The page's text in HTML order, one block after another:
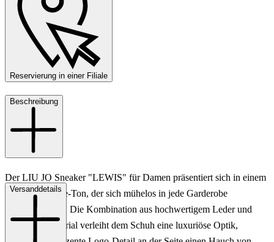
Reservierung in einer Filiale
Beschreibung
Der LIU JO Sneaker "LEWIS" für Damen präsentiert sich in einem
eleganten Taupe-Ton, der sich mühelos in jede Garderobe
integrieren lässt. Die Kombination aus hochwertigem Leder und
sonstigem Material verleiht dem Schuh eine luxuriöse Optik,
Versanddetails